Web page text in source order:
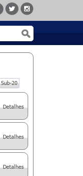
Sub-20
Detalhes
Detalhes
Detalhes